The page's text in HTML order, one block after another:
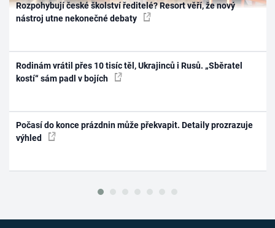
Rozpohybují české školství ředitelé? Resort věří, že nový
nástroj utne nekonečné debaty
Rodinám vrátil přes 10 tisíc těl, Ukrajinců i Rusů. „Sběratel
kostí“ sám padl v bojích
Počasí do konce prázdnin může překvapit. Detaily prozrazuje
výhled